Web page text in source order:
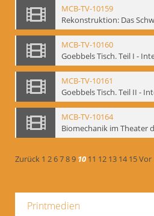
MCB-TV-10159
MCB-TV-10160
MCB-TV-10161
MCB-TV-10164
Zurück 1 26789 10 11 12 13 14 15Vor
Printmedien